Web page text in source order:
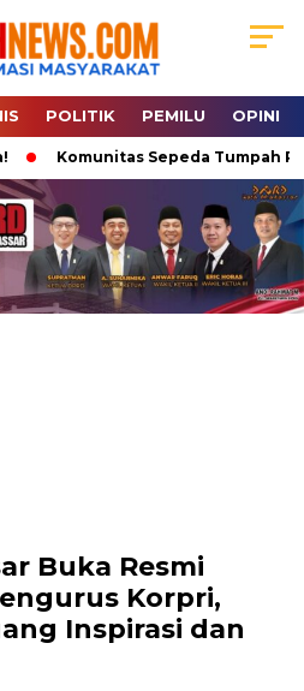
POLITIK PEMILU OPINI
Komunitas Sepeda Tumpah
Buka Resmi
Korpri,
Inspirasi dan